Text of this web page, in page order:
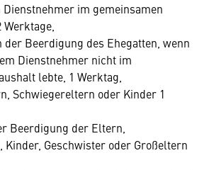
Dienstnehmer im gemeinsamen
der Beerdigung des Ehegatten, wenn
Dienstnehmer nicht im
lebte, 1 Werktag,
Schwiegereltern oder Kinder 1
Beerdigung der Eltern,
Kinder, Geschwister oder Großeltern